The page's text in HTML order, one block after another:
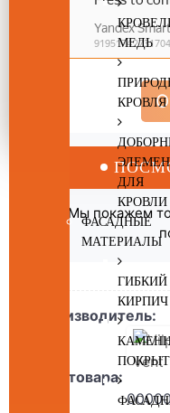
МЕДЬ
КРОВЛЯ
ДЛЯ
КРОВЛИ
ФАСАДНЫЕ
МАТЕРИАЛЫ
ГИБКИЙ
КИРПИЧ
Мы покажем
Производитель:
Код товара: